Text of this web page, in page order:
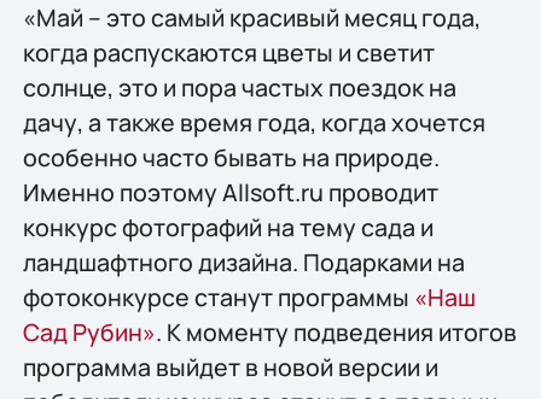
«Май – это самый красивый месяц года,
когда распускаются цветы и светит
солнце, это и пора частых поездок на
дачу, а также время года, когда хочется
особенно часто бывать на природе.
Именно поэтому Allsoft.ru проводит
конкурс фотографий на тему сада и
ландшафтного дизайна. Подарками на
фотоконкурсе станут программы «Наш
Сад Рубин». К моменту подведения итогов
программа выйдет в новой версии и